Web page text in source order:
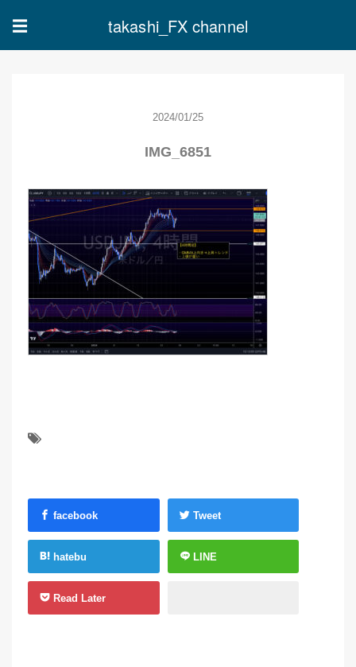
☰ takashi_FX channel
2024/01/25
IMG_6851
facebook Tweet
hatebu LINE
Read Later